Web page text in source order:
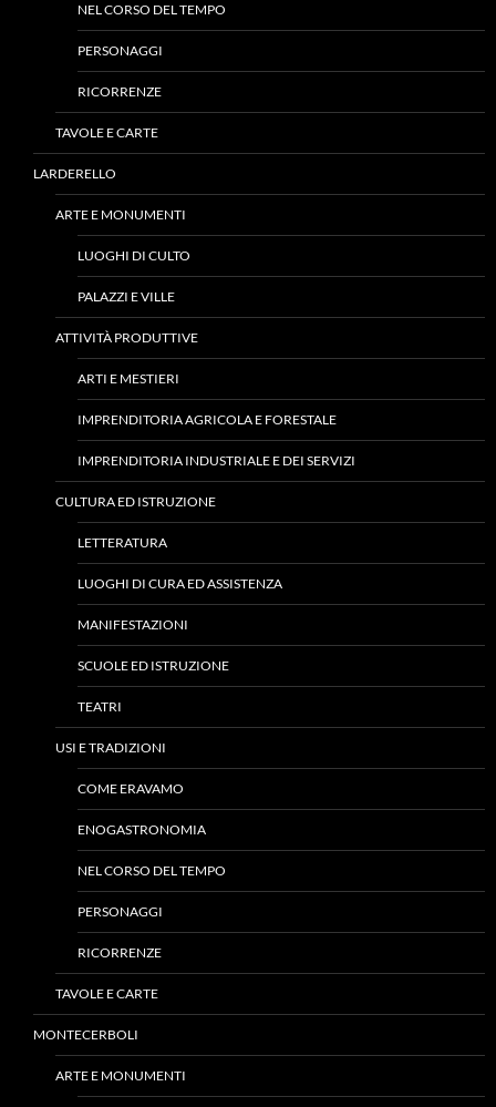
NEL CORSO DEL TEMPO
PERSONAGGI
RICORRENZE
TAVOLE E CARTE
LARDERELLO
ARTE E MONUMENTI
LUOGHI DI CULTO
PALAZZI E VILLE
ATTIVITÀ PRODUTTIVE
ARTI E MESTIERI
IMPRENDITORIA AGRICOLA E FORESTALE
IMPRENDITORIA INDUSTRIALE E DEI SERVIZI
CULTURA ED ISTRUZIONE
LETTERATURA
LUOGHI DI CURA ED ASSISTENZA
MANIFESTAZIONI
SCUOLE ED ISTRUZIONE
TEATRI
USI E TRADIZIONI
COME ERAVAMO
ENOGASTRONOMIA
NEL CORSO DEL TEMPO
PERSONAGGI
RICORRENZE
TAVOLE E CARTE
MONTECERBOLI
ARTE E MONUMENTI